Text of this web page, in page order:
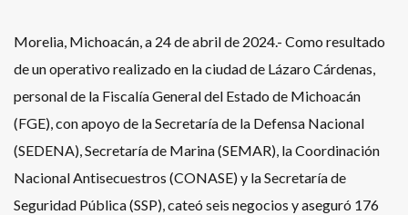
Morelia, Michoacán, a 24 de abril de 2024.- Como resultado
de un operativo realizado en la ciudad de Lázaro Cárdenas,
personal de la Fiscalía General del Estado de Michoacán
(FGE), con apoyo de la Secretaría de la Defensa Nacional
(SEDENA), Secretaría de Marina (SEMAR), la Coordinación
Nacional Antisecuestros (CONASE) y la Secretaría de
Seguridad Pública (SSP), cateó seis negocios y aseguró 176